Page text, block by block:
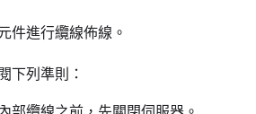
件進行纜線佈線。
下列準則：